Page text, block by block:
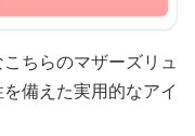
ちらのマザーズリュ
備えた実用的なアイ